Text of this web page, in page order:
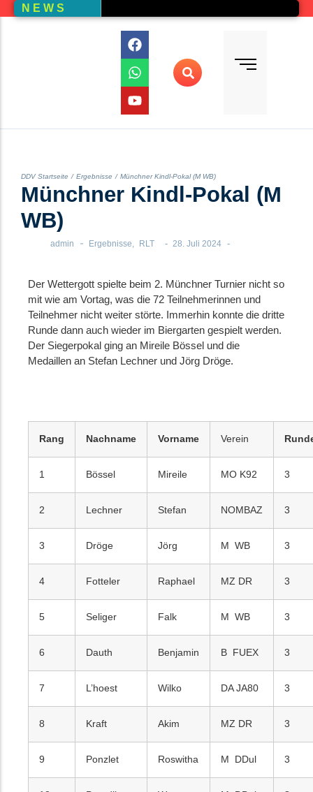
N E W S
Online-Wettbewerb
Auswertung aller Wettbewerbe
DDV Startseite / Ergebnisse / Münchner Kindl-Pokal (M WB)
Münchner Kindl-Pokal (M
WB)
admin - Ergebnisse, RLT - 28. Juli 2024 -
Der Wettergott spielte beim 2. Münchner Turnier nicht so
mit wie am Vortag, was die 72 Teilnehmerinnen und
Teilnehmer nicht weiter störte. Immerhin konnte die dritte
Runde dann auch wieder im Biergarten gespielt werden.
Der Siegerpokal ging an Mireile Bössel und die
Medaillen an Stefan Lechner und Jörg Dröge.
Rang Nachname Vorname Verein
1 Bössel Mireile MO K92 3
2 Lechner Stefan NOMBAZ 3
3 Dröge Jörg M WB 3
4 Fotteler Raphael MZ DR 3
5 Seliger Falk M WB 3
6 Dauth Benjamin B FUEX 3
7 L’hoest Wilko DA JA80 3
8 Kraft Akim MZ DR 3
9 Ponzlet Roswitha M DDul 3